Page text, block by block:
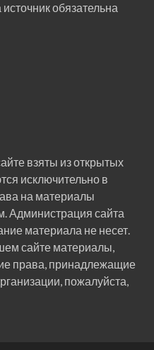
обязательна
взяты из открытых
исключительно в
на материалы
Администрация сайта
материала не несет.
сайте материалы,
права, принадлежащие
пожалуйста,